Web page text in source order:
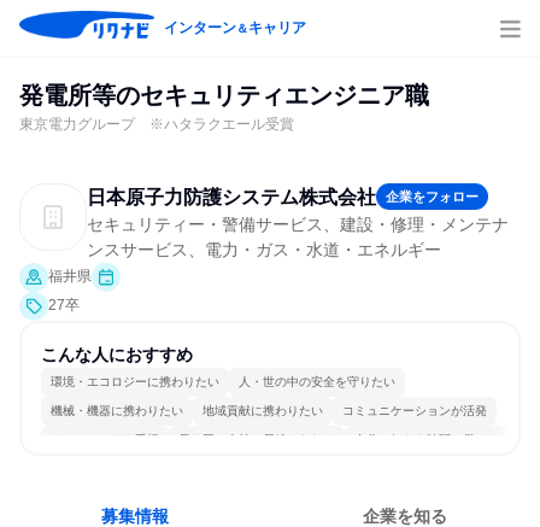
インターン＆キャリア
発電所等のセキュリティエンジニア職
東京電力グループ ※ハタラクエール受賞
日本原子力防護システム株式会社 企業をフォロー
セキュリティー・警備サービス、建設・修理・メンテナ
ンスサービス、電力・ガス・水道・エネルギー
福井県
27卒
こんな人におすすめ
環境・エコロジーに携わりたい 人・世の中の安全を守りたい
機械・機器に携わりたい 地域貢献に携わりたい コミュニケーションが活発
チームワークを重視 長く同じ会社に居続けられる 自分の好きな時間で働ける
募集情報 企業を知る